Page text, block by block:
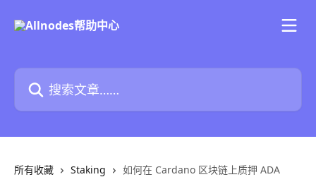
搜索文章……
所有收藏 Staking 如何在 Cardano 区块链上质押 ADA